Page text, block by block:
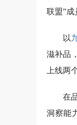
联盟”成
以
滋补品
上线两
在
洞察能